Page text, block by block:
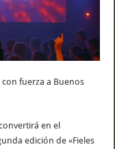
fuerza a Buenos
en el
edición de «Fieles